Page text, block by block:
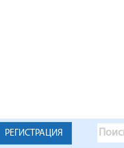
РЕГИСТРАЦИЯ